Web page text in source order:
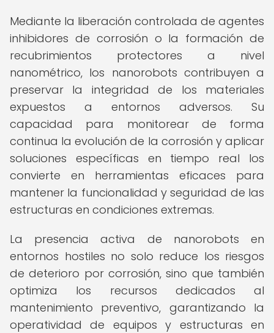
Mediante la liberación controlada de agentes
inhibidores de corrosión o la formación de
recubrimientos protectores a nivel
nanométrico, los nanorobots contribuyen a
preservar la integridad de los materiales
expuestos a entornos adversos. Su
capacidad para monitorear de forma
continua la evolución de la corrosión y aplicar
soluciones específicas en tiempo real los
convierte en herramientas eficaces para
mantener la funcionalidad y seguridad de las
estructuras en condiciones extremas.
La presencia activa de nanorobots en
entornos hostiles no solo reduce los riesgos
de deterioro por corrosión, sino que también
optimiza los recursos dedicados al
mantenimiento preventivo, garantizando la
operatividad de equipos y estructuras en